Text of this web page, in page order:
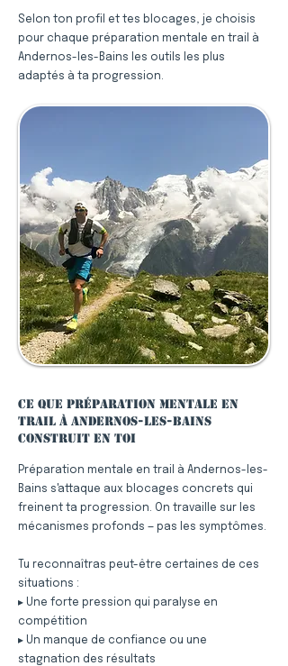
Selon ton profil et tes blocages, je choisis
pour chaque préparation mentale en trail à
Andernos-les-Bains les outils les plus
adaptés à ta progression.
Ce que préparation mentale en
trail à Andernos-les-Bains
construit en toi
Préparation mentale en trail à Andernos-les-
Bains s'attaque aux blocages concrets qui
freinent ta progression. On travaille sur les
mécanismes profonds — pas les symptômes.
Tu reconnaîtras peut-être certaines de ces
situations :
▸ Une forte pression qui paralyse en
compétition
▸ Un manque de confiance ou une
stagnation des résultats